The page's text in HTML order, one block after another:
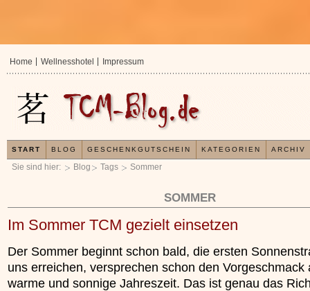
Sie sind hier: Blog Tags Sommer
SOMMER
Im Sommer TCM gezielt einsetzen
Der Sommer beginnt schon bald, die ersten
uns erreichen, versprechen schon den Vorgeschmack
warme und sonnige Jahreszeit. Das ist genau das
Home Wellnesshotel Impressum
START BLOG GESCHENKGUTSCHEIN KATEGORIEN ARCHIV